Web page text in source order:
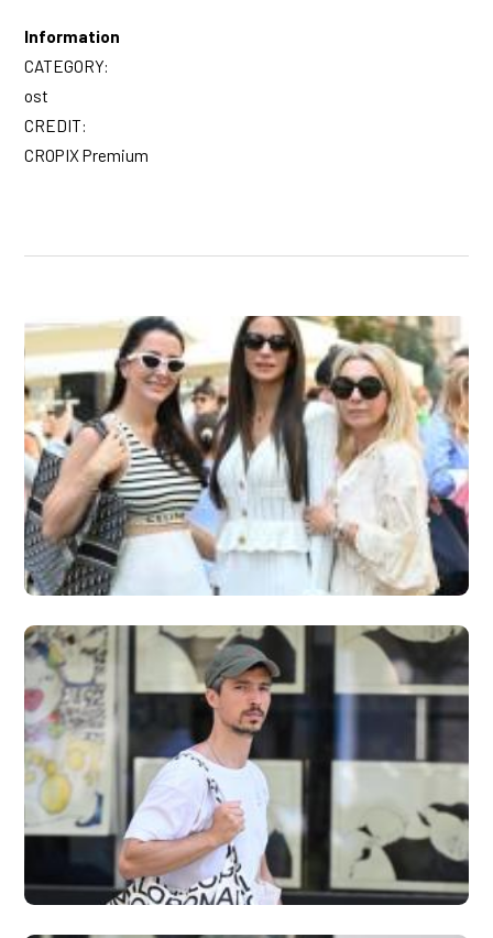
Information
CATEGORY:
ost
CREDIT:
CROPIX Premium